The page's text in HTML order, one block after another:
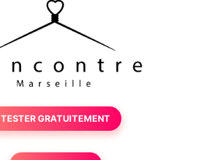
TESTER GRATUITEMENT